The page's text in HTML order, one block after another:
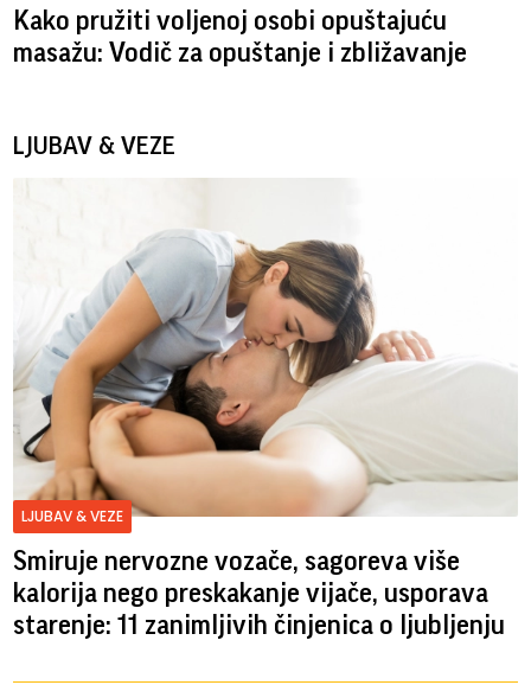
Kako pružiti voljenoj osobi opuštajuću
masažu: Vodič za opuštanje i zbližavanje
LJUBAV & VEZE
LJUBAV & VEZE
Smiruje nervozne vozače, sagoreva više
kalorija nego preskakanje vijače, usporava
starenje: 11 zanimljivih činjenica o ljubljenju